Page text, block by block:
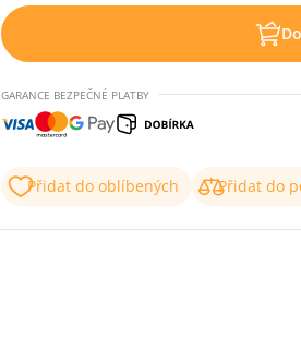
GARANCE BEZPEČNÉ PLATBY
Přidat do oblíbených
Přidat do